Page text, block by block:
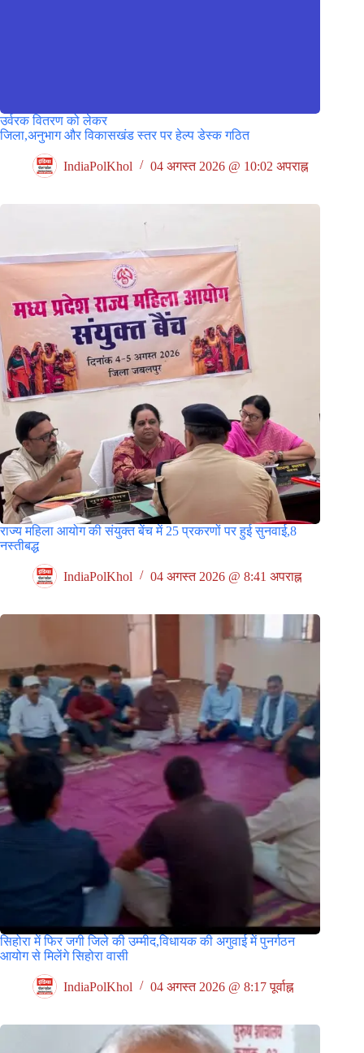
उर्वरक वितरण को लेकर
जिला,अनुभाग और विकासखंड स्तर पर हेल्प डेस्क गठित
IndiaPolKhol 04 अगस्त 2026 @ 10:02 अपराह्न
राज्य महिला आयोग की संयुक्त बेंच में 25 प्रकरणों पर हुई सुनवाई,8
नस्तीबद्ध
IndiaPolKhol 04 अगस्त 2026 @ 8:41 अपराह्न
सिहोरा में फिर जगी जिले की उम्मीद,विधायक की अगुवाई में पुनर्गठन
आयोग से मिलेंगे सिहोरा वासी
IndiaPolKhol 04 अगस्त 2026 @ 8:17 पूर्वाह्न